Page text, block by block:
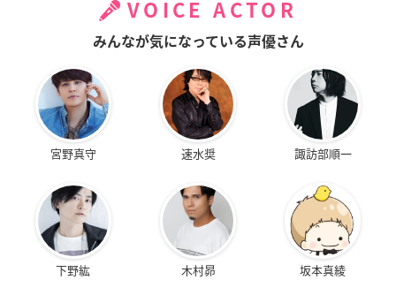
VOICE ACTOR
みんなが気になっている声優さん
宮野真守 速水奨 諏訪部順一
下野紘 木村昴 坂本真綾